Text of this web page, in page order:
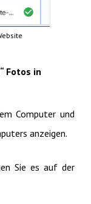
Fotos in
Computer und
anzeigen.
Sie es auf der